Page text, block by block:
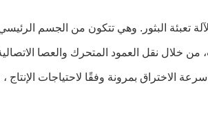
تعبئة البثور. وهي تتكون من الجسم
من خلال نقل العمود المتحرك والعصا
الاختراق بمرونة وفقًا لاحتياجات الإنتاج ،